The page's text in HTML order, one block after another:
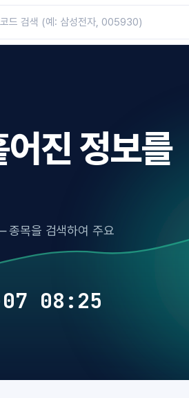
진 정보를
종목을 검색하여 주요
08:25